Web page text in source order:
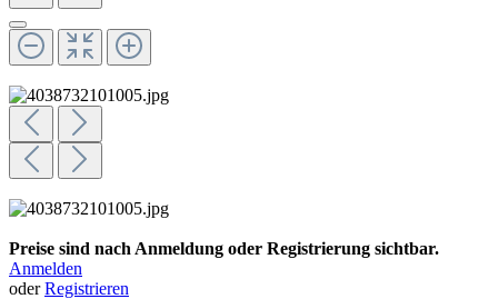
Preise sind nach Anmeldung oder Registrierung sichtbar.
Anmelden
oderRegistrieren